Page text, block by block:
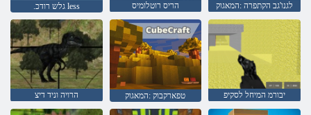
.גלש רודכ less הריס רוטלומיס לגנו'גב הקתפרה :המאגוק
הרויה וניד דיצ טפארקבוק :המאגוק יבורמ המיחל לסקיפ